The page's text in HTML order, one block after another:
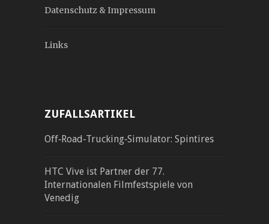
Datenschutz & Impressum
Links
ZUFALLSARTIKEL
Off‐Road‐Trucking‐Simulator: Spintires
HTC Vive ist Partner der 77.
Internationalen Filmfestspiele von
Venedig